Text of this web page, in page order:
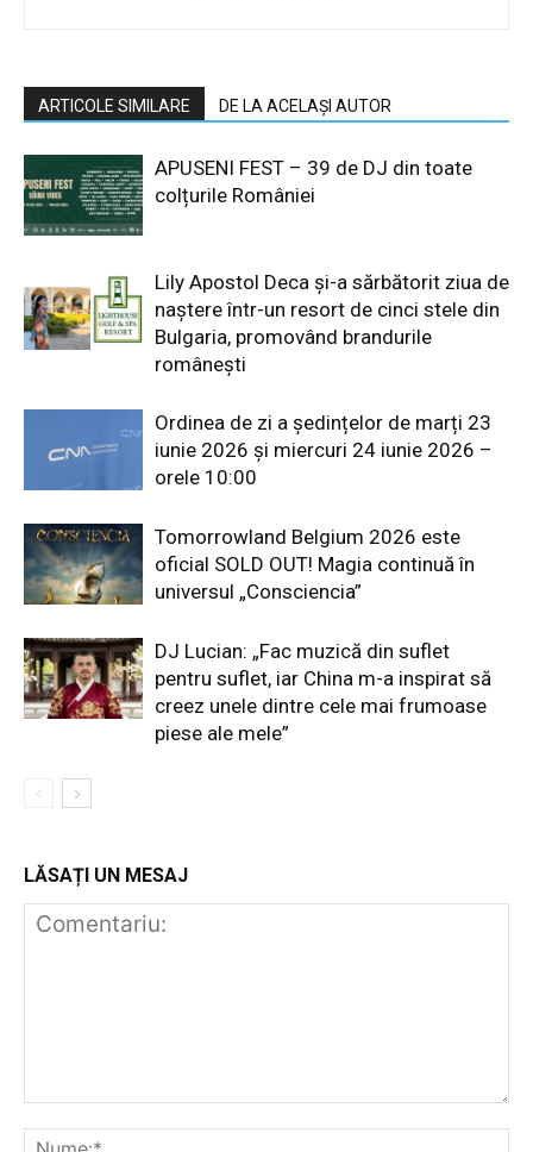
ARTICOLE SIMILARE DE LA ACELAȘI AUTOR
APUSENI FEST – 39 de DJ din toate
colțurile României
Lily Apostol Deca și-a sărbătorit ziua de
naștere într-un resort de cinci stele din
Bulgaria, promovând brandurile
românești
Ordinea de zi a ședințelor de marți 23
iunie 2026 și miercuri 24 iunie 2026 –
orele 10:00
Tomorrowland Belgium 2026 este
oficial SOLD OUT! Magia continuă în
universul „Consciencia”
DJ Lucian: „Fac muzică din suflet
pentru suflet, iar China m-a inspirat să
creez unele dintre cele mai frumoase
piese ale mele”
LĂSAȚI UN MESAJ